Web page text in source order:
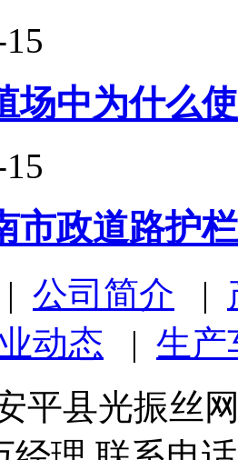
场中为什么
市政道路护
| 公司简介 |
动态 | 生产
平县光振丝